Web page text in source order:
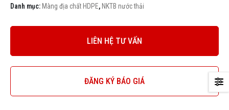
Danh mục: Màng địa chất HDPE, NKTB nước thải
LIÊN HỆ TƯ VẤN
ĐĂNG KÝ BÁO GIÁ